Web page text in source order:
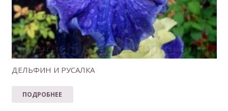
ДЕЛЬФИН И РУСАЛКА
ПОДРОБНЕЕ